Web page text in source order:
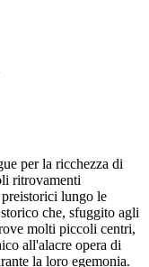
per la ricchezza di
ritrovamenti
lungo le
che, sfuggito agli
molti piccoli centri,
all'alacre opera di
la loro egemonia.